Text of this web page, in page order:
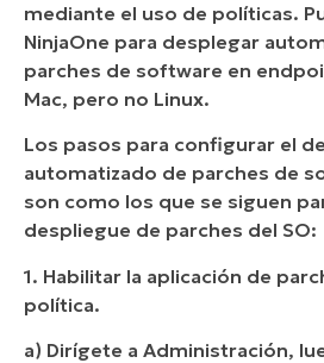
mediante el uso de políticas.
NinjaOne para desplegar
parches de software en
Mac, pero no Linux.
Los pasos para configurar el
automatizado de parches de
son como los que se siguen
despliegue de parches del SO:
1. Habilitar la aplicación de
política.
a) Dirígete a Administración,